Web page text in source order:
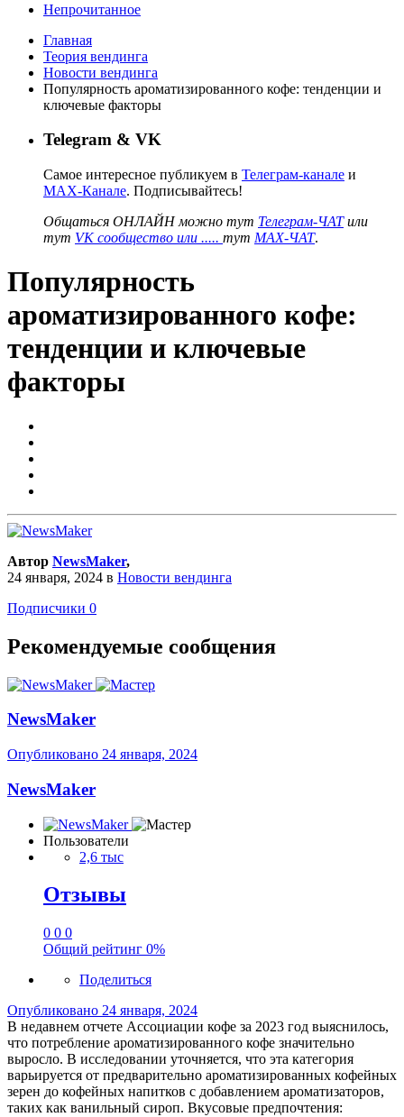
Непрочитанное
Главная
Теория вендинга
Новости вендинга
Популярность ароматизированного кофе: тенденции и
ключевые факторы
Telegram & VK
Самое интересное публикуем в Телеграм-канале и
MAX-Канале. Подписывайтесь!
Общаться ОНЛАЙН можно тут Телеграм-ЧАТили
тут VK сообщество или ..... тут MAX-ЧАТ.
Популярность
ароматизированного кофе:
тенденции и ключевые
факторы
Автор NewsMaker,
24 января, 2024 в Новости вендинга
Подписчики 0
Рекомендуемые сообщения
NewsMaker
Опубликовано 24 января, 2024
NewsMaker
Пользователи
2,6 тыс
Отзывы
0 0 0
Общий рейтинг 0%
Поделиться
Опубликовано 24 января, 2024
В недавнем отчете Ассоциации кофе за 2023 год выяснилось,
что потребление ароматизированного кофе значительно
выросло. В исследовании уточняется, что эта категория
варьируется от предварительно ароматизированных кофейных
зерен до кофейных напитков с добавлением ароматизаторов,
таких как ванильный сироп. Вкусовые предпочтения: